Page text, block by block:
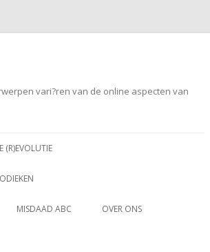
vari?ren van de online aspecten van
(R)EVOLUTIE
MISDAAD ABC OVER ONS